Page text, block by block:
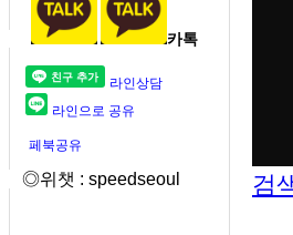
카톡
라인상담
라인으로 공유
페북공유
◎위챗 : speedseoul 검